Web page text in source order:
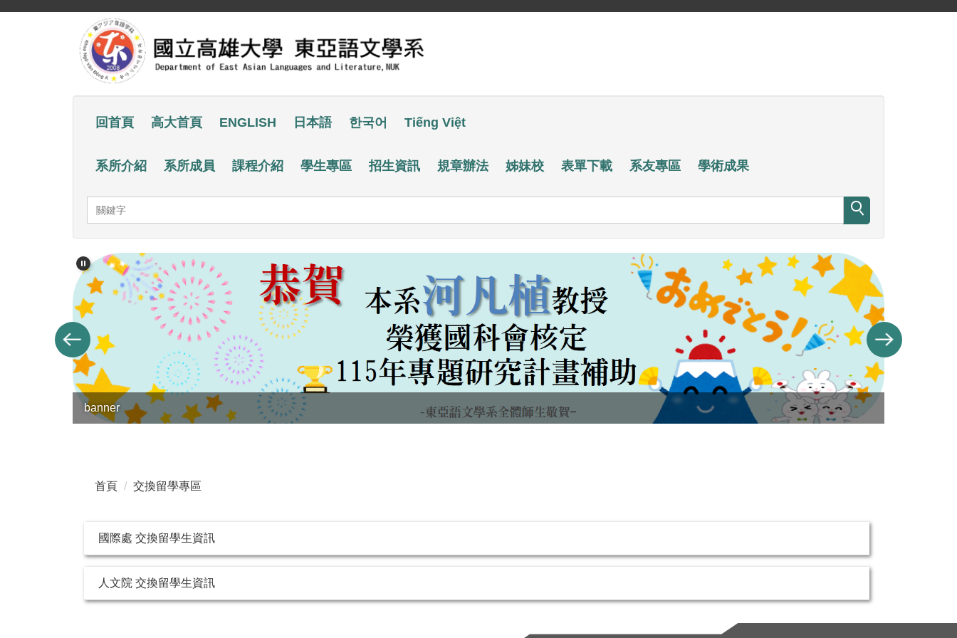
回首頁 高大首頁 ENGLISH 日本語 한국어 Tiếng Việt
系所介紹 系所成員 課程介紹 學生專區 招生資訊 規章辦法 姊妹校 表單下載 系友專區 學術成果
banner
首頁 交換留學專區
國際處 交換留學生資訊
人文院 交換留學生資訊